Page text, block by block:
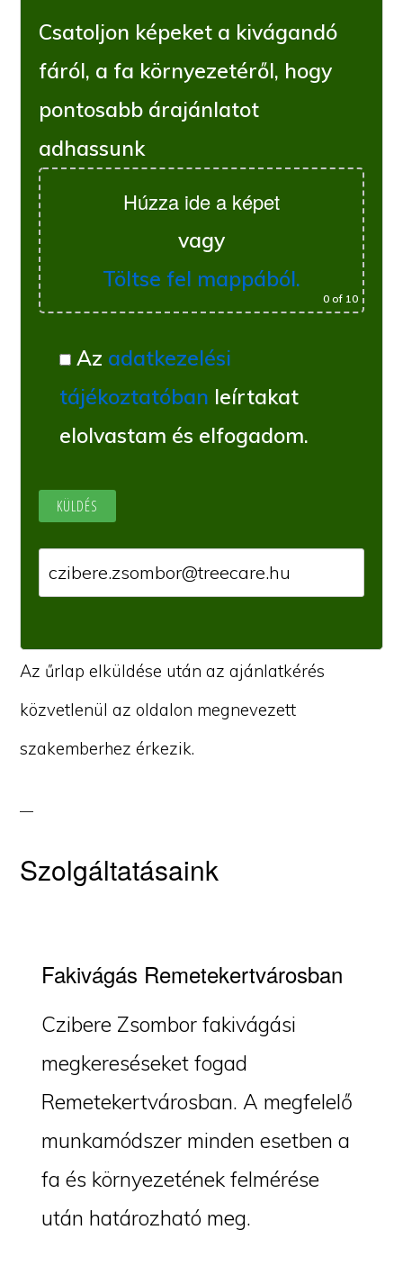
Csatoljon képeket a kivágandó
fáról, a fa környezetéről, hogy
pontosabb árajánlatot
adhassunk
Húzza ide a képet
vagy
Töltse fel mappából.
0of 10
Az adatkezelési
tájékoztatóban leírtakat
elolvastam és elfogadom.
Az űrlap elküldése után az ajánlatkérés
közvetlenül az oldalon megnevezett
szakemberhez érkezik.
Szolgáltatásaink
Fakivágás Remetekertvárosban
Czibere Zsombor fakivágási
megkereséseket fogad
Remetekertvárosban. A megfelelő
munkamódszer minden esetben a
fa és környezetének felmérése
után határozható meg.